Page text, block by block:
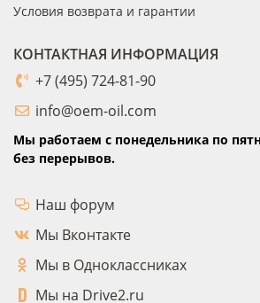
Условия возврата и гарантии
КОНТАКТНАЯ ИНФОРМАЦИЯ
+7 (495) 724-81-90
info@oem-oil.com
Мы работаем с понедельника по
без перерывов.
Наш форум
Мы Вконтакте
Мы в Одноклассниках
Мы на Drive2.ru